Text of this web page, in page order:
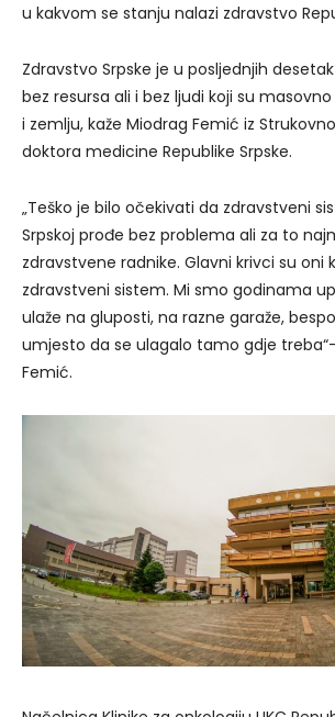
u kakvom se stanju nalazi zdravstvo
Zdravstvo Srpske je u posljednjih
bez resursa ali i bez ljudi koji su
i zemlju, kaže Miodrag Femić iz
doktora medicine Republike Srpske.
„Teško je bilo očekivati da zdravstveni
Srpskoj prođe bez problema ali za to
zdravstvene radnike. Glavni krivci su oni
zdravstveni sistem. Mi smo godinama
ulaže na gluposti, na razne garaže,
umjesto da se ulagalo tamo gdje
Femić.